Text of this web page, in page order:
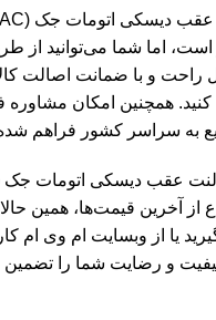
است، اما شما می‌توانید از
راحت و با ضمانت اصالت
کنید. همچنین امکان مشاوره
به سراسر کشور فراهم
از آخرین قیمت‌ها، همین
یا از وبسایت ام وی ام
کیفیت و رضایت شما را